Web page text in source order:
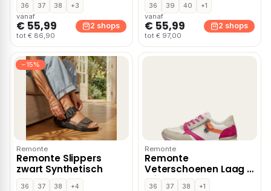
36 37 38
+3
vanaf
€ 55,99
tot € 86,90
2 shops
36 39 40
+1
vanaf
€ 55,99
tot € 97,00
2 shops
−15%
Remonte
Remonte Slippers
zwart Synthetisch
36 37 38
+4
Remonte
Remonte
Veterschoenen Laag –
Wit
36 37 38
+1